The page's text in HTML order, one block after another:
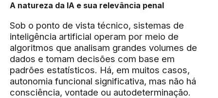
A natureza da IA e sua relevância penal
Sob o ponto de vista técnico, sistemas de
inteligência artificial operam por meio de
algoritmos que analisam grandes volumes de
dados e tomam decisões com base em
padrões estatísticos. Há, em muitos casos,
autonomia funcional significativa, mas não há
consciência, vontade ou autodeterminação.